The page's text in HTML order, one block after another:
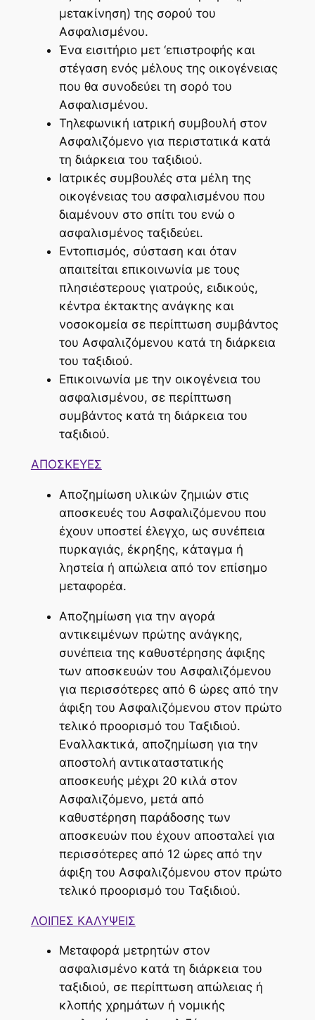
μετακίνηση) της σορού του
Ασφαλισμένου.
Ένα εισιτήριο μετ ‘επιστροφής και
στέγαση ενός μέλους της οικογένειας
που θα συνοδεύει τη σορό του
Ασφαλισμένου.
Τηλεφωνική ιατρική συμβουλή στον
Ασφαλιζόμενο για περιστατικά κατά
τη διάρκεια του ταξιδιού.
Ιατρικές συμβουλές στα μέλη της
οικογένειας του ασφαλισμένου που
διαμένουν στο σπίτι του ενώ ο
ασφαλισμένος ταξιδεύει.
Εντοπισμός, σύσταση και όταν
απαιτείται επικοινωνία με τους
πλησιέστερους γιατρούς, ειδικούς,
κέντρα έκτακτης ανάγκης και
νοσοκομεία σε περίπτωση συμβάντος
του Ασφαλιζόμενου κατά τη διάρκεια
του ταξιδιού.
Επικοινωνία με την οικογένεια του
ασφαλισμένου, σε περίπτωση
συμβάντος κατά τη διάρκεια του
ταξιδιού.
ΑΠΟΣΚΕΥΕΣ
Αποζημίωση υλικών ζημιών στις
αποσκευές του Ασφαλιζόμενου που
έχουν υποστεί έλεγχο, ως συνέπεια
πυρκαγιάς, έκρηξης, κάταγμα ή
ληστεία ή απώλεια από τον επίσημο
μεταφορέα.
Αποζημίωση για την αγορά
αντικειμένων πρώτης ανάγκης,
συνέπεια της καθυστέρησης άφιξης
των αποσκευών του Ασφαλιζόμενου
για περισσότερες από 6 ώρες από την
άφιξη του Ασφαλιζόμενου στον πρώτο
τελικό προορισμό του Ταξιδιού.
Εναλλακτικά, αποζημίωση για την
αποστολή αντικαταστατικής
αποσκευής μέχρι 20 κιλά στον
Ασφαλιζόμενο, μετά από
καθυστέρηση παράδοσης των
αποσκευών που έχουν αποσταλεί για
περισσότερες από 12 ώρες από την
άφιξη του Ασφαλιζόμενου στον πρώτο
τελικό προορισμό του Ταξιδιού.
ΛΟΙΠΕΣ ΚΑΛΥΨΕΙΣ
Μεταφορά μετρητών στον
ασφαλισμένο κατά τη διάρκεια του
ταξιδιού, σε περίπτωση απώλειας ή
κλοπής χρημάτων ή νομικής